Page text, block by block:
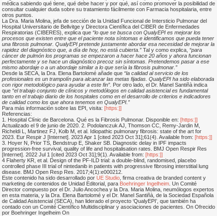
médica sabiendo qué tiene, qué debe hacer y por qué, así como promover la posibilidad de
consultar cualquier duda sobre su tratamiento fácilmente con Farmacia hospitalaria, entre
otros puntos.
La Dra. Maria Molina, jefa de sección de la Unidad Funcional de Intersticio Pulmonar del
Hospital Universitario de Bellvitge y Directora Científica del CIBER de Enfermedades
Respiratorias (CIBERES), explica que “lo que se busca con QualyEPI es mejorar los
procesos que existen entre que el paciente nota síntomas e identificamos que pueda tener
una fibrosis pulmonar. QualyEPI pretende justamente abordar esa necesidad de mejorar la
rapidez del diagnóstico que, a día de hoy, no está cubierta.” Tal y como explica, “para
cáncer de pulmón los programas se empezaron a hacer hace 20 años y ahora funcionan
perfectamente y se hace un diagnóstico precoz sin síntomas. Pretendemos pasar a ese
mismo abordaje o a un abordaje similar a lo que sería la fibrosis pulmonar.”
Desde la SECA, la Dra. Elena Bartolomé añade que “la calidad al servicio de los
profesionales es un trampolín para alcanzar las metas fijadas. QualyEPI ha sido elaborada
con rigor metodológico para ayudar a este fin”. Por otro lado, el Dr. Manel Santiñà indica
que “el trabajo conjunto de clínicos y metodólogos en calidad asistencial es fundamental
tanto en el trabajo diario de los hospitales como en el desarrollo de criterios e indicadores
de calidad como los que ahora tenemos en QualyEPI.”
Para más información sobre las EPI, visita: [https:]]
Referencias:
1. Hospital Clínic de Barcelona. Qué es la Fibrosis Pulmonar. Disponible en: [https:]]
Actualizado el 9 de junio de 2020. 2. Podolanczuk AJ, Thomson CC, Remy-Jardin M,
Richeldi L, Martinez FJ, Kolb M, et al. Idiopathic pulmonary fibrosis: state of the art for
2023. Eur Respir J [Internet]. 2023 Apr 1 [cited 2023 Oct 31];61(4). Available from: [https:]]
3. Hoyer N, Prior TS, Bendstrup E, Shaker SB. Diagnostic delay in IPF impacts
progression-free survival, quality of life and hospitalisation rates. BMJ Open Respir Res
[Internet]. 2022 Jul 1 [cited 2023 Oct 31];9(1). Available from: [https:]]
4 Flaherty KR, et al. Design of the PF-ILD trial: a double-blind, randomised, placebo
controlled phase III trial of nintedanib in patients with progressive fibrosing interstitial lung
disease. BMJ Open Resp Res. 2017;4(1):e000212.
Este contenido ha sido desarrollado por UE Studio , firma creativa de branded content y
marketing de contenidos de Unidad Editorial, para Boehringer Ingelheim . Un Comité
Director compuesto por el Dr. Julio Ancochea y la Dra. Maria Molina, neumólogos expertos
en esta materia, y la Dra. Elena Bartolomé y el Dr. Manel Santiñà, de la Sociedad Española
de Calidad Asistencial (SECA), han liderado el proyecto ‘QualyEPI’, que también ha
contado con un Comité Científico Multidisciplinar y asociaciones de pacientes. On Ofrecido
por Boehringer Ingelheim On